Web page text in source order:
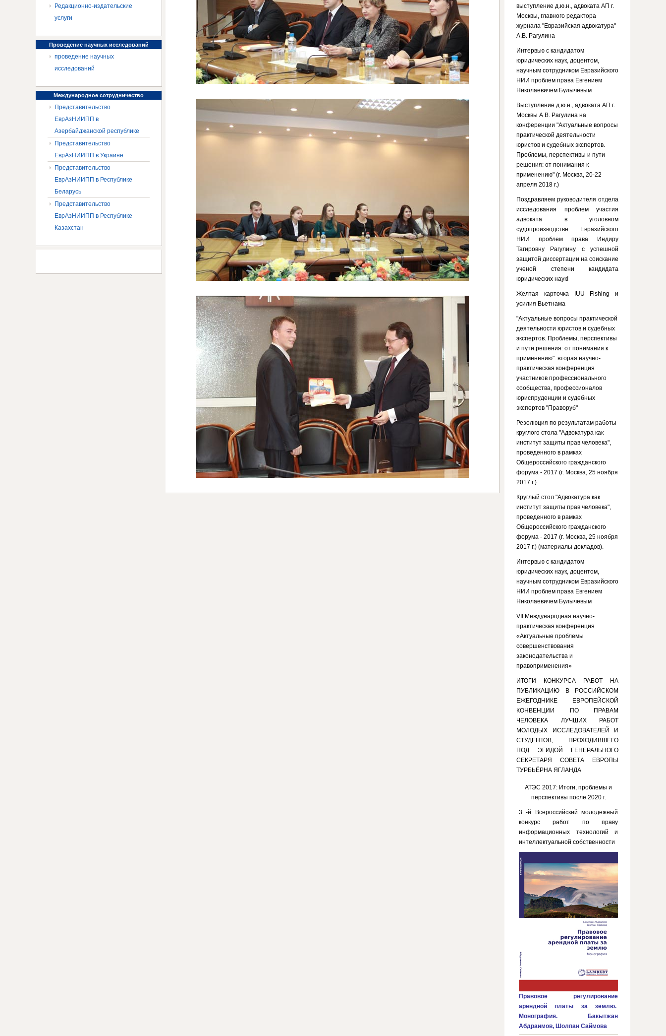
Редакционно-издательские
услуги
Проведениенаучных исследований
проведение научных
исследований
Международное сотрудничество
Представительство
ЕврАзНИИПП в
Азербайджанской республике
Представительство
ЕврАзНИИПП в Украине
Представительство
ЕврАзНИИПП в Республике
Беларусь
Представительство
ЕврАзНИИПП в Республике
Казахстан
выступление д.ю.н., адвоката АП г.
Москвы, главного редактора
журнала "Евразийская адвокатура"
А.В. Рагулина
Интервью с кандидатом
юридических наук, доцентом,
научным сотрудником Евразийского
НИИ проблем права Евгением
Николаевичем Булычевым
Выступление д.ю.н., адвоката АП г.
Москвы А.В. Рагулина на
конференции "Актуальные вопросы
практической деятельности
юристов и судебных экспертов.
Проблемы, перспективы и пути
решения: от понимания к
применению" (г. Москва, 20-22
апреля 2018 г.)
Поздравляем руководителя отдела
исследования проблем участия
адвоката в уголовном
судопроизводстве Евразийского
НИИ проблем права Индиру
Тагировну Рагулину с успешной
защитой диссертации на соискание
ученой степени кандидата
юридических наук!
Желтая карточка IUU Fishing и
усилия Вьетнама
"Актуальные вопросы практической
деятельности юристов и судебных
экспертов. Проблемы, перспективы
и пути решения: от понимания к
применению": вторая научно-
практическая конференция
участников профессионального
сообщества, профессионалов
юриспруденции и судебных
экспертов "Праворуб"
Резолюция по результатам работы
круглого стола "Адвокатура как
институт защиты прав человека",
проведенного в рамках
Общероссийского гражданского
форума - 2017 (г. Москва, 25 ноября
2017 г.)
Круглый стол "Адвокатура как
институт защиты прав человека",
проведенного в рамках
Общероссийского гражданского
форума - 2017 (г. Москва, 25 ноября
2017 г.) (материалы докладов).
Интервью с кандидатом
юридических наук, доцентом,
научным сотрудником Евразийского
НИИ проблем права Евгением
Николаевичем Булычевым
VII Международная научно-
практическая конференция
«Актуальные проблемы
совершенствования
законодательства и
правоприменения»
ИТОГИ КОНКУРСА РАБОТ НА
ПУБЛИКАЦИЮ В РОССИЙСКОМ
ЕЖЕГОДНИКЕ ЕВРОПЕЙСКОЙ
КОНВЕНЦИИ ПО ПРАВАМ
ЧЕЛОВЕКА ЛУЧШИХ РАБОТ
МОЛОДЫХ ИССЛЕДОВАТЕЛЕЙ И
СТУДЕНТОВ, ПРОХОДИВШЕГО
ПОД ЭГИДОЙ ГЕНЕРАЛЬНОГО
СЕКРЕТАРЯ СОВЕТА ЕВРОПЫ
ТУРБЬЁРНА ЯГЛАНДА
АТЭС 2017: Итоги, проблемы и
перспективы после 2020 г.
3 -й Всероссийский молодежный
конкурс работ по праву
информационных технологий и
интеллектуальной собственности
Правовое регулирование
арендной платы за землю.
Монография. Бакытжан
Абдраимов, Шолпан Саймова